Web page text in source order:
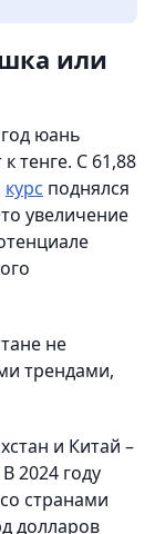
или
юань
тенге. С 61,88
курс поднялся
увеличение
не
трендами,
и Китай –
2024 году
странами
долларов